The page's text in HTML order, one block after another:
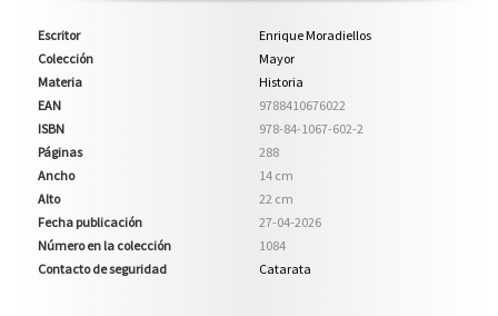
Escritor
Enrique Moradiellos
Colección
Mayor
Materia
Historia
EAN
9788410676022
ISBN
978-84-1067-602-2
Páginas
288
Ancho
14 cm
Alto
22 cm
Fecha publicación
27-04-2026
Número en la colección
1084
Contacto de seguridad
Catarata